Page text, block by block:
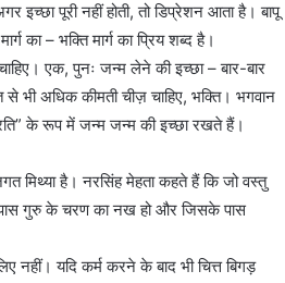
पूरी नहीं होती, तो डिप्रेशन आता है। बापू
का – भक्ति मार्ग का प्रिय शब्द है।
एक, पुनः जन्म लेने की इच्छा – बार-बार
भी अधिक कीमती चीज़ चाहिए, भक्ति। भगवान
के रूप में जन्म जन्म की इच्छा रखते हैं।
मिथ्या है। नरसिंह मेहता कहते हैं कि जो वस्तु
पास गुरु के चरण का नख हो और जिसके पास
नहीं। यदि कर्म करने के बाद भी चित्त बिगड़